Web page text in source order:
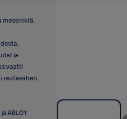
ja
vaatii
rautasahan.
ABLOY